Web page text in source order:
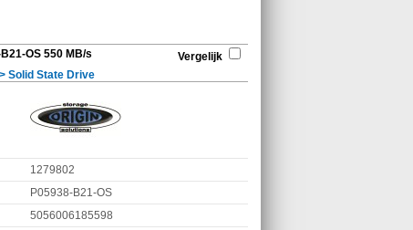
OS 550 MB/s
Vergelijk
> Solid State Drive
1279802
P05938-B21-OS
5056006185598